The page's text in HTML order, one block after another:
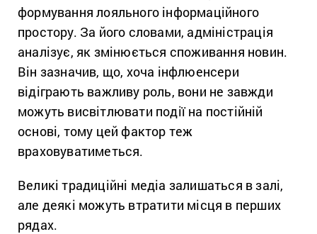
формування лояльного інформаційного
простору. За його словами, адміністрація
аналізує, як змінюється споживання новин.
Він зазначив, що, хоча інфлюенсери
відіграють важливу роль, вони не завжди
можуть висвітлювати події на постійній
основі, тому цей фактор теж
враховуватиметься.
Великі традиційні медіа залишаться в залі,
але деякі можуть втратити місця в перших
рядах.